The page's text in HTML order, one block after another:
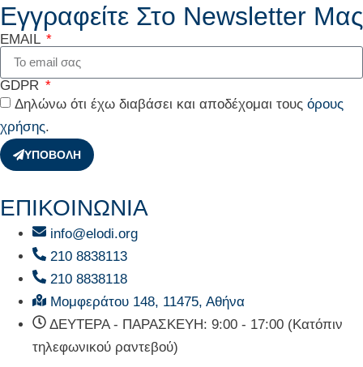
Εγγραφείτε Στο Newsletter Μας
EMAIL
GDPR
Δηλώνω ότι έχω διαβάσει και αποδέχομαι τους όρους
χρήσης.
ΥΠΟΒΟΛΗ
ΕΠΙΚΟΙΝΩΝΙΑ
info@elodi.org
210 8838113
210 8838118
Μομφεράτου 148, 11475, Αθήνα
ΔΕΥΤΕΡΑ - ΠΑΡΑΣΚΕΥΗ: 9:00 - 17:00 (Κατόπιν
τηλεφωνικού ραντεβού)